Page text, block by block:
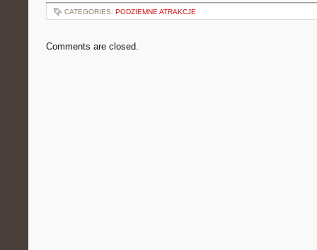
CATEGORIES: PODZIEMNE ATRAKCJE
Comments are closed.